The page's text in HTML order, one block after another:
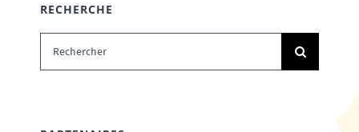
RECHERCHE
Rechercher: